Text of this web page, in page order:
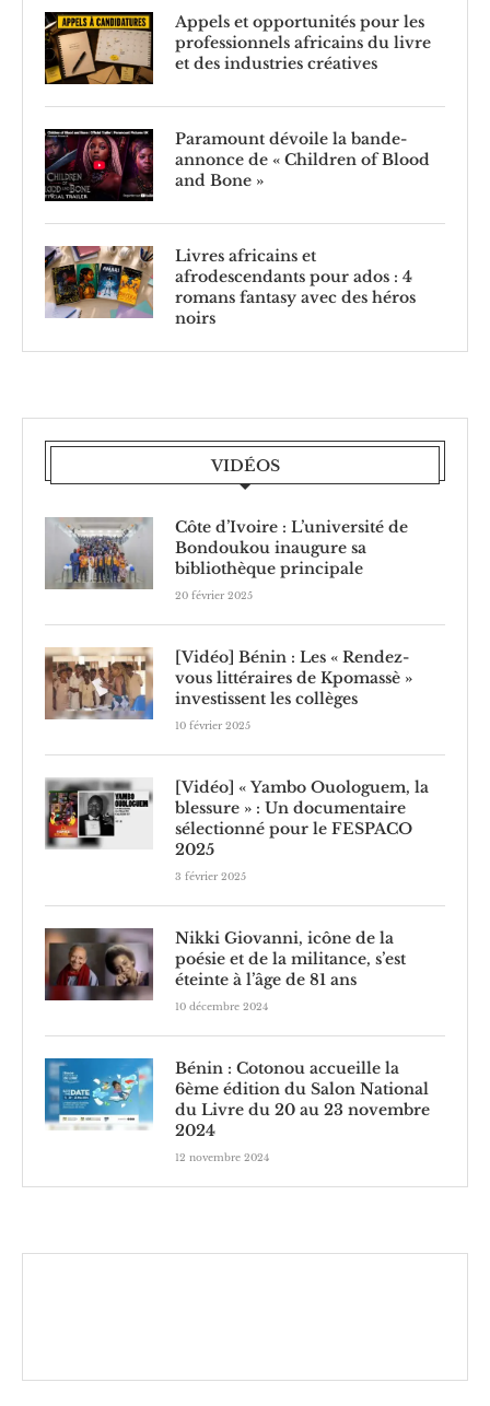
Appels et opportunités pour les
professionnels africains du livre
et des industries créatives
Paramount dévoile la bande-
annonce de « Children of Blood
and Bone »
Livres africains et
afrodescendants pour ados : 4
romans fantasy avec des héros
noirs
VIDÉOS
Côte d’Ivoire : L’université de
Bondoukou inaugure sa
bibliothèque principale
20 février 2025
[Vidéo] Bénin : Les « Rendez-
vous littéraires de Kpomassè »
investissent les collèges
10 février 2025
[Vidéo] « Yambo Ouologuem, la
blessure » : Un documentaire
sélectionné pour le FESPACO
2025
3 février 2025
Nikki Giovanni, icône de la
poésie et de la militance, s’est
éteinte à l’âge de 81 ans
10 décembre 2024
Bénin : Cotonou accueille la
6ème édition du Salon National
du Livre du 20 au 23 novembre
2024
12 novembre 2024